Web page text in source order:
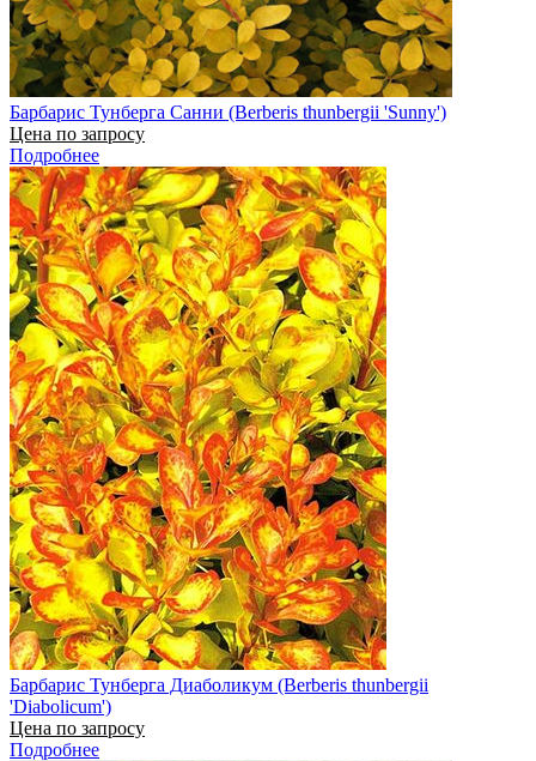
Барбарис Тунберга Санни (Berberis thunbergii 'Sunny')
Цена по запросу
Подробнее
Барбарис Тунберга Диаболикум (Berberis thunbergii
'Diabolicum')
Цена по запросу
Подробнее